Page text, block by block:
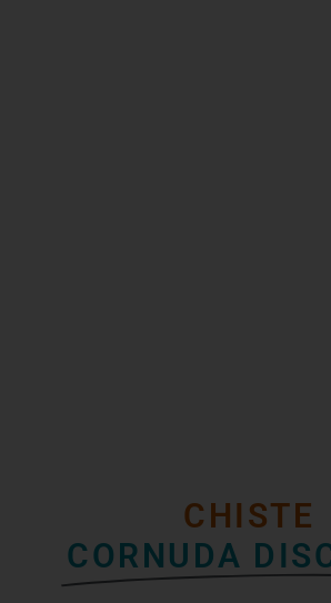
CHISTE
CORNUDA